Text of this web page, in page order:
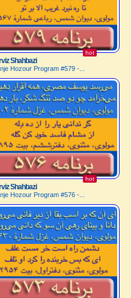
hot
Shahbazi
Hozour Program #579 -...
hot
Shahbazi
Hozour Program #576 -...